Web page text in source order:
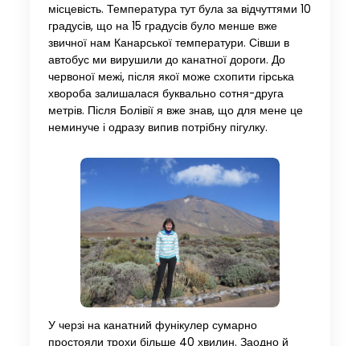
місцевість. Температура тут була за відчуттями 10
градусів, що на 15 градусів було менше вже
звичної нам Канарської температури. Сівши в
автобус ми вирушили до канатної дороги. До
червоної межі, після якої може схопити гірська
хвороба залишалася буквально сотня-друга
метрів. Після Болівії я вже знав, що для мене це
неминуче і одразу випив потрібну пігулку.
У черзі на канатний фунікулер сумарно
простояли трохи більше 40 хвилин. Заодно й